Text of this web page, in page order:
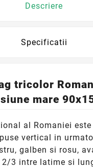
Descriere
Specificatii
tricolor
mare
al Romaniei
vertical in
galben si rosu,
2/3 intre latime si